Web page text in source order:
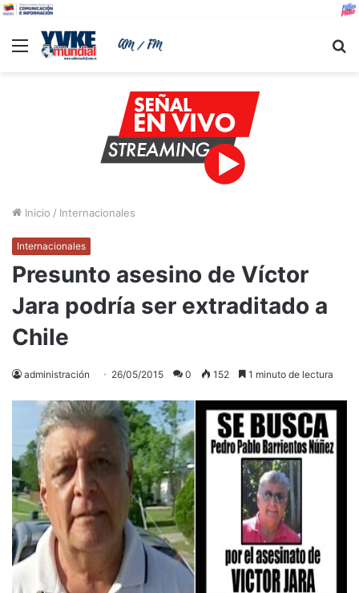
Menu
Inicio / Internacionales
Internacionales
Presunto asesino de Víctor
Jara podría ser extraditado a
Chile
administración 26/05/2015 0 152 1 minuto de lectura